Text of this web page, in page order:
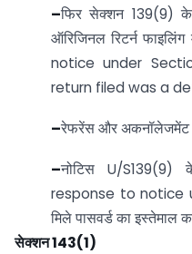
–फिर सेक्शन 139(9)
ऑरिजिनल रिटर्न
notice under
return filed was a
–रेफरेंस और अकनॉलेजमेंट
–नोटिस U/
response to notice
मिले पासवर्ड का इस्तेमाल
सेक्शन 143(1)